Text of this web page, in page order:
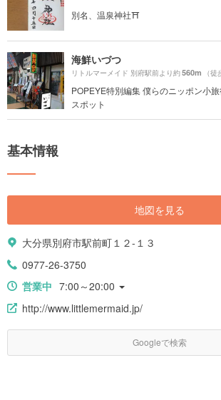
別名、温泉神社⛩
海鮮いづつ
リトルマーメイド 別府駅前より約560m （徒
POPEYE特別編集 僕らのニッポン小
スポット
基本情報
地図を見る
大分県別府市駅前町１２-１３
0977-26-3750
営業中 7:00～20:00
http://www.littlemermaid.jp/
Googleで検索